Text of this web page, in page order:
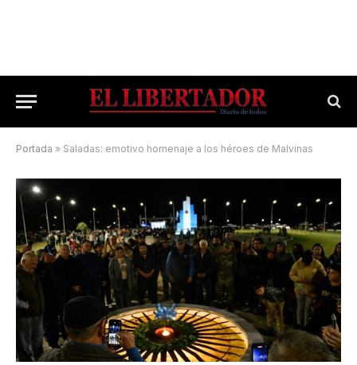
Portada » Saladas: emotivo homenaje a los héroes de Malvinas